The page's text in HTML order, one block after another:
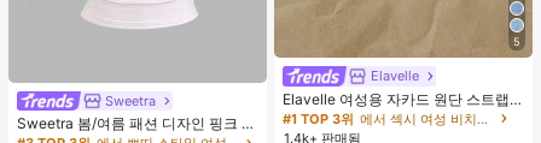
Sweetra
Sweetra 봄/여름 패션 디자인 핑크 스
5
Elavelle
Elavelle 여성용 자카드 원단 스트랩
불가사리 장식 홀터 탑, 봄/여름에 적
합 (탑만 포함, 반바지 미포함)
#1 TOP 3위
에서 섹시 여성 비치웨어
1.4k+ 판매됨